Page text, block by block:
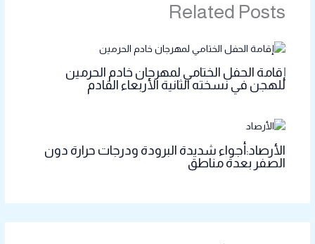
Related Posts
إقامة الحفل الختامي لمهرجان خادم الحرمين
للهجن في نسخته الثانية الأربعاء القادم
الأرصاد:أجواء شديدة البرودة ودرجات حرارة دون
الصفر بعدة مناطق